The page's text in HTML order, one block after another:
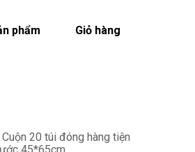
phẩm Giỏ hàng
20 túi đóng hàng tiện